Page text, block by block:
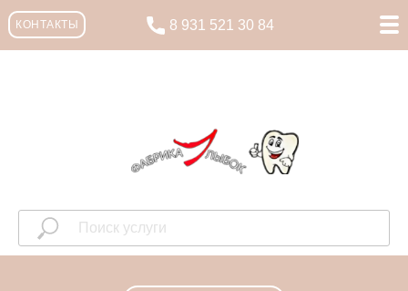
КОНТАКТЫ 8 931 521 30 84